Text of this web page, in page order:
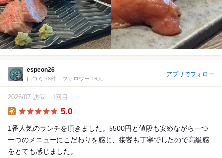
espeon26
口コミ 73件 フォロワー 16人
アプリでフォロー
2026/07 訪問 1回目
5.0
1番人気のランチを頂きました。5500円と値段も安めながら一つ
一つのメニューにこだわりを感じ、接客も丁寧でしたので高級感
をとても感じました。